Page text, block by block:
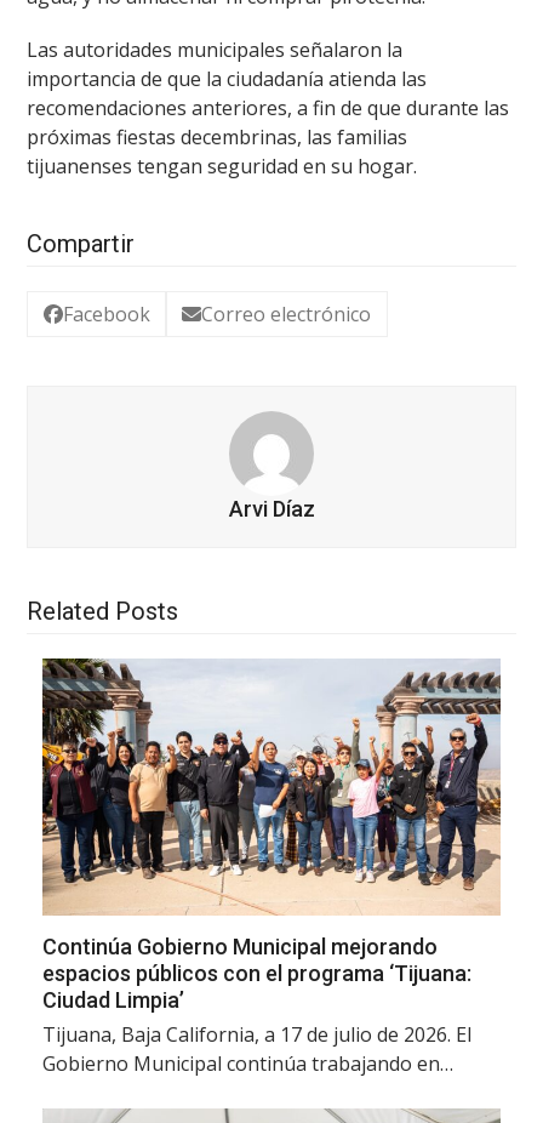
Las autoridades municipales señalaron la
importancia de que la ciudadanía atienda las
recomendaciones anteriores, a fin de que durante las
próximas fiestas decembrinas, las familias
tijuanenses tengan seguridad en su hogar.
Compartir
Facebook Correo electrónico
Arvi Díaz
Related Posts
Continúa Gobierno Municipal mejorando
espacios públicos con el programa ‘Tijuana:
Ciudad Limpia’
Tijuana, Baja California, a 17 de julio de 2026. El
Gobierno Municipal continúa trabajando en…